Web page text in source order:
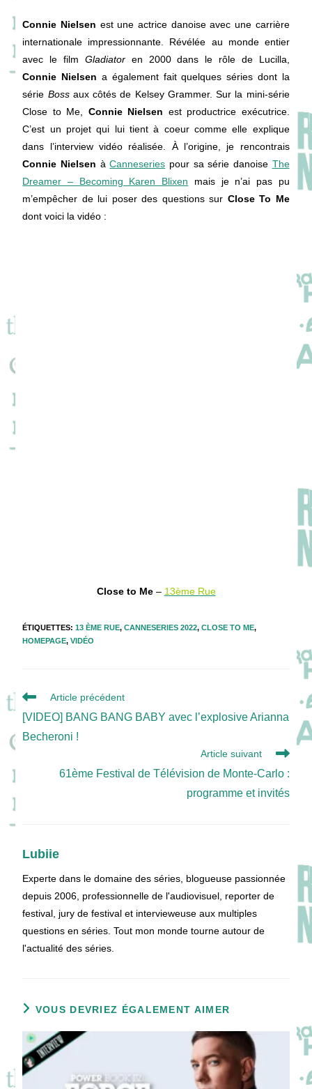
Connie Nielsen est une actrice danoise avec une carrière
internationale impressionnante. Révélée au monde entier
avec le film Gladiatoren 2000 dans le rôle de Lucilla,
Connie Nielsen a également fait quelques séries dont la
série Bossaux côtés de Kelsey Grammer. Sur la mini-série
Close to Me, Connie Nielsen est productrice exécutrice.
C’est un projet qui lui tient à coeur comme elle explique
dans l’interview vidéo réalisée. À l’origine, je rencontrais
Connie Nielsen àCanneseries pour sa série danoise The
Dreamer – Becoming Karen Blixen mais je n’ai pas pu
m’empêcher de lui poser des questions sur Close To Me
dont voici la vidéo :
Close to Me– 13ème Rue
ÉTIQUETTES:13 ÈME RUE, CANNESERIES 2022, CLOSE TO ME,
HOMEPAGE, VIDÉO
Read
articles
Article précédent
[VIDEO] BANG BANG BABY avec l’explosive Arianna
Becheroni !
Article suivant
61ème Festival de Télévision de Monte-Carlo :
programme et invités
Lubiie
Experte dans le domaine des séries, blogueuse passionnée
depuis 2006, professionnelle de l'audiovisuel, reporter de
festival, jury de festival et intervieweuse aux multiples
questions en séries. Tout mon monde tourne autour de
l'actualité des séries.
VOUS DEVRIEZ ÉGALEMENT AIMER